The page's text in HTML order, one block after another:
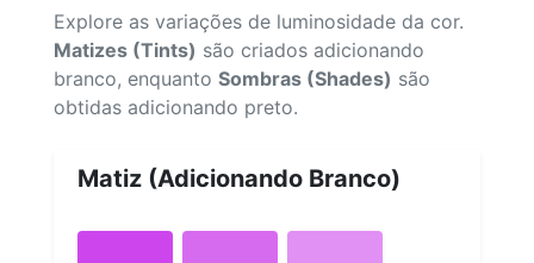
Explore as variações de luminosidade da cor.
Matizes (Tints) são criados adicionando
branco, enquanto Sombras (Shades) são
obtidas adicionando preto.
Matiz (Adicionando Branco)